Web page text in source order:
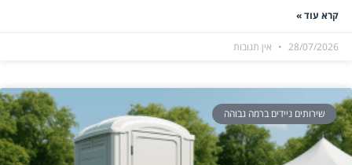
קרא עוד »
28/07/2026 אין תגובות
שירותים ניידים ברמה גבוהה